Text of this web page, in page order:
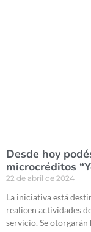
Desde hoy
microcréditos
22 de abril de 2024
La iniciativa está
realicen actividades
servicio. Se otorgarán